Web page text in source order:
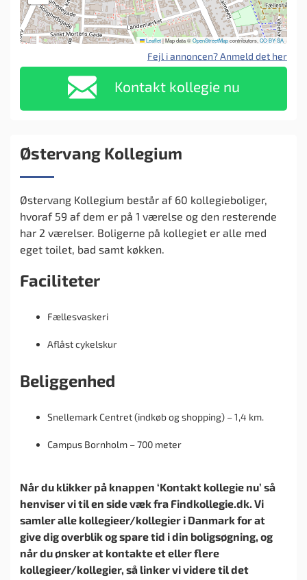
Leaflet|Map data ©OpenStreetMapcontributors,CC-BY-SA
Fejl i annoncen? Anmeld det her
Kontakt kollegie nu
Østervang Kollegium
Østervang Kollegium består af 60 kollegieboliger,
hvoraf 59 af dem er på 1 værelse og den resterende
har 2 værelser. Boligerne på kollegiet er alle med
eget toilet, bad samt køkken.
Faciliteter
Fællesvaskeri
Aflåst cykelskur
Beliggenhed
Snellemark Centret (indkøb og shopping) – 1,4 km.
Campus Bornholm – 700 meter
Når du klikker på knappen ‘Kontakt kollegie nu’ så
henviser vi til en side væk fra Findkollegie.dk. Vi
samler alle kollegieer/kollegier i Danmark for at
give dig overblik og spare tid i din boligsøgning, og
når du ønsker at kontakte et eller flere
kollegieer/kollegier, så linker vi videre til det